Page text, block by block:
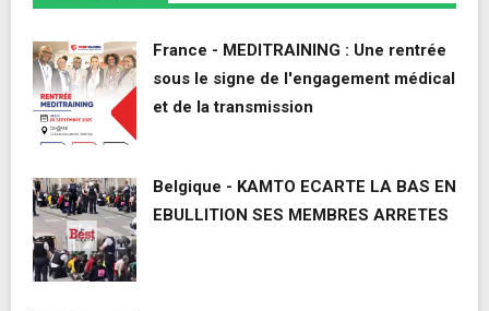
France - MEDITRAINING : Une rentrée
sous le signe de l'engagement médical
et de la transmission
Belgique - KAMTO ECARTE LA BAS EN
EBULLITION SES MEMBRES ARRETES